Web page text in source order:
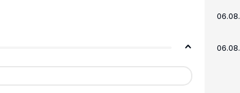
06.08.
06.08.